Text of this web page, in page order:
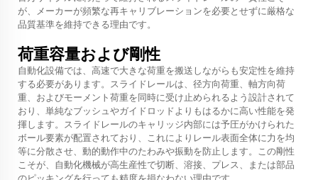
が、メーカーが頻繁な再キャリブレーションを必要とせずに厳格な
品質基準を維持できる理由です。
荷重容量および剛性
自動化設備では、高速で大きな荷重を搬送しながらも安定性を維持
する必要があります。スライドレールは、径方向荷重、軸方向荷
重、およびモーメント荷重を同時に受け止められるよう設計されて
おり、単純なブッシュやガイドロッドよりもはるかに高い性能を発
揮します。スライドレールのキャリッジ内部には予圧がかけられた
ボール要素が配置されており、これによりレール表面全体に力を均
等に分散させ、動的動作中のたわみや振動を防止します。この剛性
こそが、自動化機械が高生産性で切断、溶接、プレス、または部品